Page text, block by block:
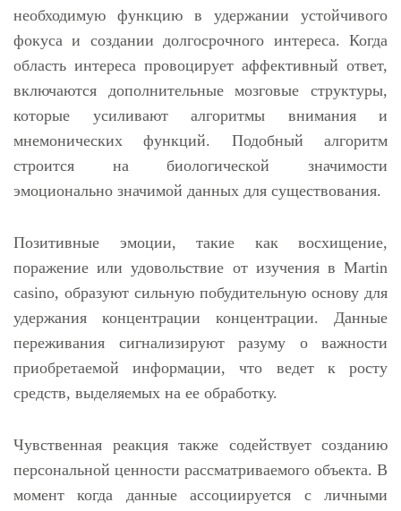
необходимую функцию в удержании устойчивого
фокуса и создании долгосрочного интереса. Когда
область интереса провоцирует аффективный ответ,
включаются дополнительные мозговые структуры,
которые усиливают алгоритмы внимания и
мнемонических функций. Подобный алгоритм
строится на биологической значимости
эмоционально значимой данных для существования.
Позитивные эмоции, такие как восхищение,
поражение или удовольствие от изучения в Martin
casino, образуют сильную побудительную основу для
удержания концентрации концентрации. Данные
переживания сигнализируют разуму о важности
приобретаемой информации, что ведет к росту
средств, выделяемых на ее обработку.
Чувственная реакция также содействует созданию
персональной ценности рассматриваемого объекта. В
момент когда данные ассоциируется с личными